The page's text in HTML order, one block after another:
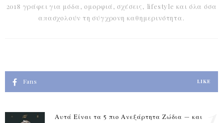
2018 γράφει για μόδα, ομορφιά, σχέσεις, lifestyle και όλα όσα
απασχολούν τη σύγχρονη καθημερινότητα.
Fans LIKE
Αυτά Είναι τα 5 πιο Ανεξάρτητα Ζώδια — και